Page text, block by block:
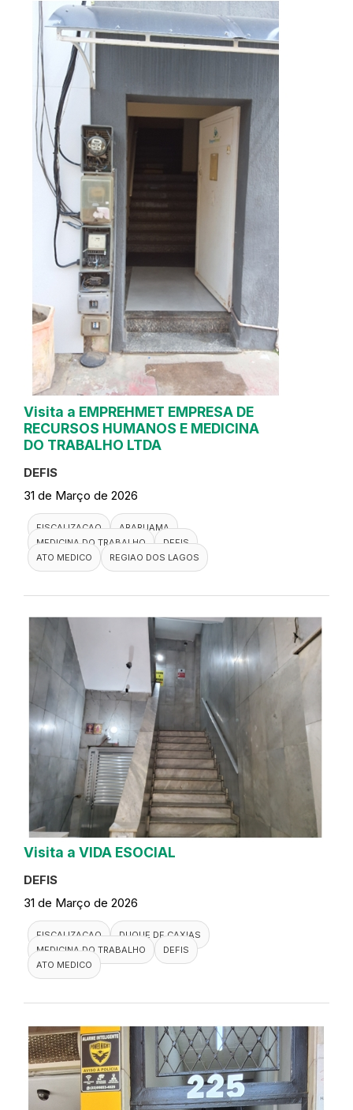
Visita a EMPREHMET EMPRESA DE
RECURSOS HUMANOS E MEDICINA
DO TRABALHO LTDA
DEFIS
31 de Março de 2026
FISCALIZACAO
ARARUAMA
MEDICINA DO TRABALHO
DEFIS
ATO MEDICO
REGIAO DOS LAGOS
Visita a VIDA ESOCIAL
DEFIS
31 de Março de 2026
FISCALIZACAO
DUQUE DE CAXIAS
MEDICINA DO TRABALHO
DEFIS
ATO MEDICO